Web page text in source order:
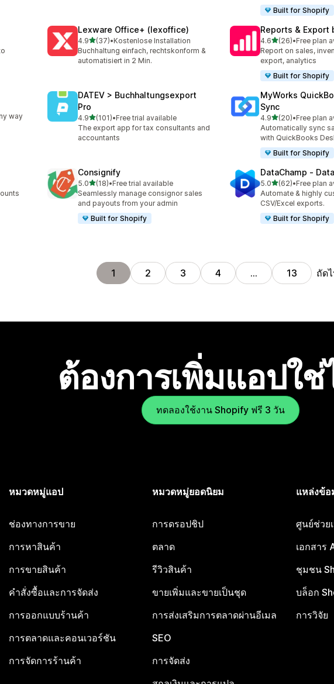
Built for Shopify
Lexware Office+ (lexoffice)
4.9เต็ม 5 ดาว
(37)
ทั้งหมด 37 รีวิว
•Kostenlose Installation
Buchhaltung einfach, rechtskonform &
automatisiert in 2 Min.
Reports & Export
4.6เต็ม 5 ดาว
(26)
ทั้งหมด 26 รีวิว
•Free plan
Report on sales,
export, analytics
Built for Shopify
way
DATEV > Buchhaltungsexport
Pro
4.9เต็ม 5 ดาว
(101)
ทั้งหมด 101 รีวิว
•Free trial available
The export app for tax consultants and
accountants
MyWorks
Sync
4.9เต็ม 5 ดาว
(20)
ทั้งหมด 20 รีวิว
•Free plan
Automatically sync
with QuickBooks
Built for Shopify
Consignify
5.0เต็ม 5 ดาว
(18)
ทั้งหมด 18 รีวิว
•Free trial available
Seamlessly manage consignor sales
and payouts from your admin
Built for Shopify
DataChamp ‑
5.0เต็ม 5 ดาว
(62)
ทั้งหมด 62 รีวิว
•Free plan
Automate & highly
CSV/Excel exports.
Built for Shopify
1 2 3 4 … 13 ถัด
ต้องการเพิ่มแอปใ
ทดลองใช้งาน Shopify ฟรี 3 วัน
หมวดหมู่แอป
ช่องทางการขาย
การหาสินค้า
การขายสินค้า
คำสั่งซื้อและการจัดส่ง
การออกแบบร้านค้า
การตลาดและคอนเวอร์ชัน
การจัดการร้านค้า
หมวดหมู่ยอดนิยม
การดรอปชิป
ตลาด
รีวิวสินค้า
ขายเพิ่มและขายเป็นชุด
การส่งเสริมการตลาดผ่านอีเมล
SEO
การจัดส่ง
แหล่งข้อ
ศูนย์ช่วย
เอกสาร
ชุมชน
บล็อก
การวิจัย